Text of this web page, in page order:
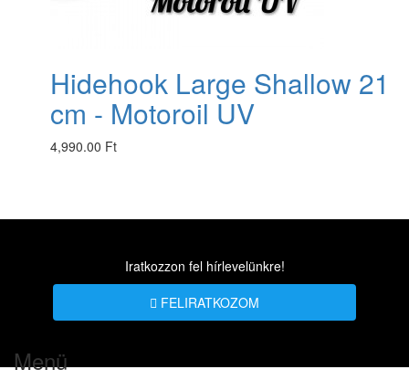
Hidehook Large Shallow 21
cm - Motoroil UV
4,990.00 Ft
Iratkozzon fel hírlevelünkre!
FELIRATKOZOM
Menü